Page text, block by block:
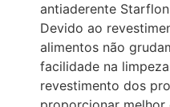
antiaderente
Devido ao
alimentos não
facilidade na
revestimento dos